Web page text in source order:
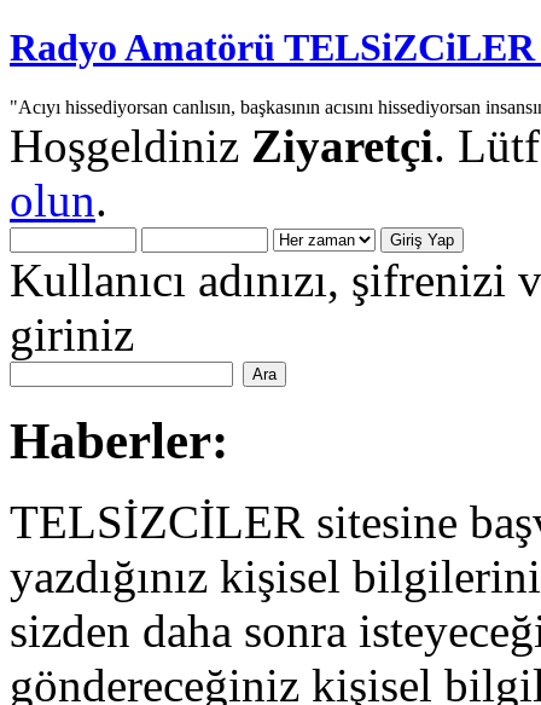
Radyo Amatörü
"Acıyı hissediyorsan canlısın, başkasının acısını hissediyorsan
Hoşgeldiniz Ziyaretçi.
olun.
Kullanıcı adınızı,
giriniz
Haberler:
TELSİZCİLER sitesine
yazdığınız kişisel
sizden daha sonra
göndereceğiniz kişisel